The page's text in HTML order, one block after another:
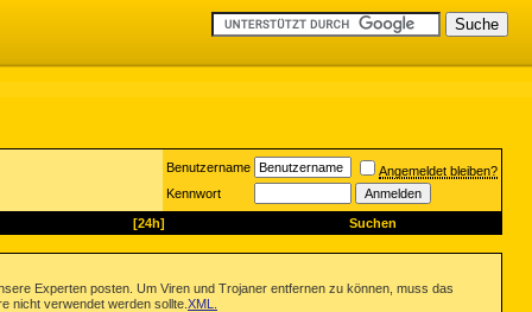
Benutzername
Angemeldet bleiben?
Kennwort
[24h] Suchen
Experten posten. Um Viren und Trojaner entfernen zu können, muss das
nicht verwendet werden sollte. XML